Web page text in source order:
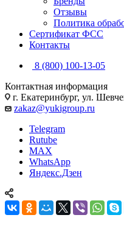
Отзывы
Политика
Сертификат ФСС
Контакты
8 (800) 100-13-05
Контактная информация
г. Екатеринбург, ул.
zakaz@yukigroup.ru
Telegram
Rutube
MAX
WhatsApp
Яндекс.Дзен